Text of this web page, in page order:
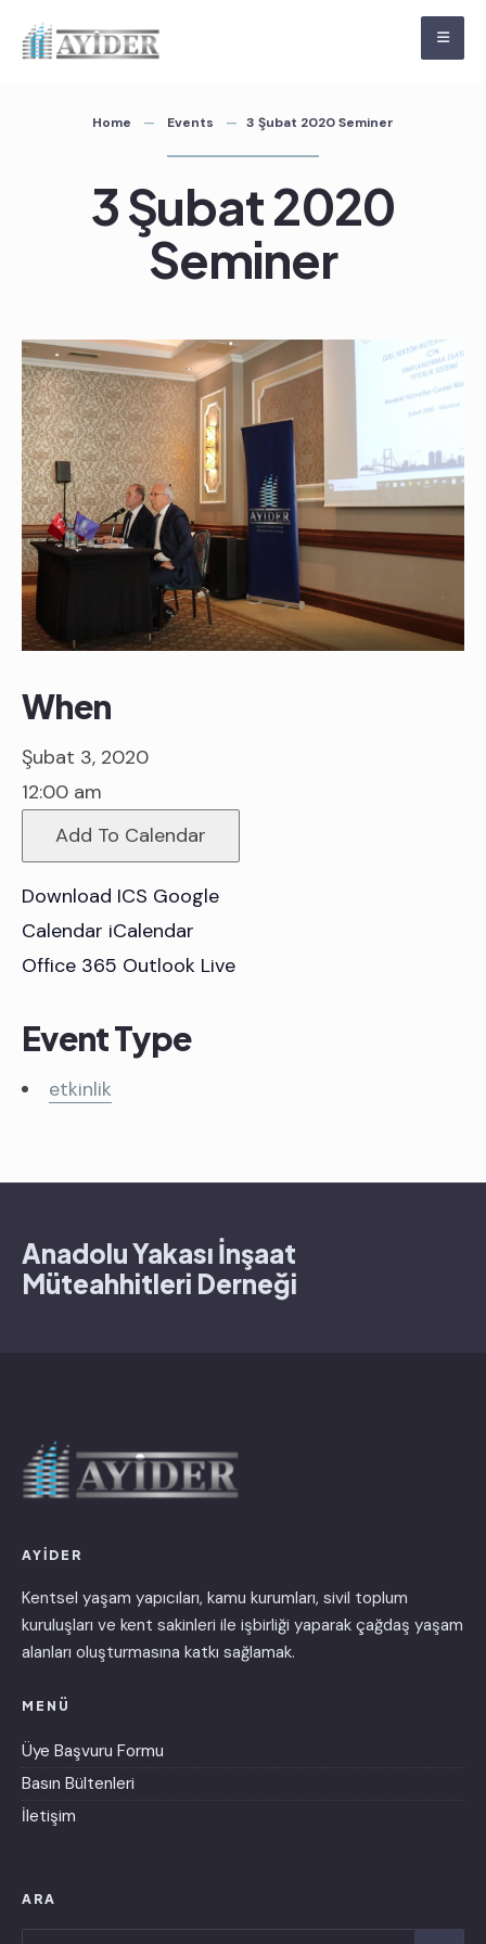
Skip
to
Home Events 3 Şubat 2020 Seminer
3 Şubat 2020
Seminer
When
Şubat 3, 2020
12:00 am
Add To Calendar
Download ICS Google
Calendar iCalendar
Office 365 Outlook Live
Event Type
etkinlik
Anadolu Yakası İnşaat
Müteahhitleri Derneği
AYİDER
Kentsel yaşam yapıcıları, kamu kurumları, sivil toplum
kuruluşları ve kent sakinleri ile işbirliği yaparak çağdaş yaşam
alanları oluşturmasına katkı sağlamak.
MENÜ
Üye Başvuru Formu
Basın Bültenleri
İletişim
ARA